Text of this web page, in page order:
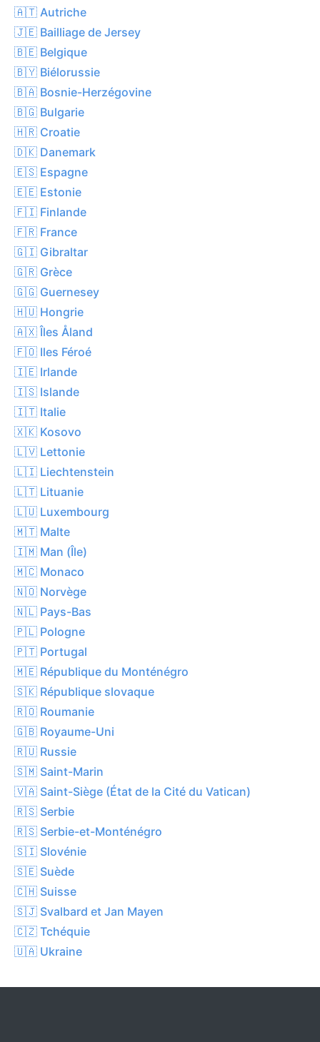
🇦🇹 Autriche
🇯🇪 Bailliage de Jersey
🇧🇪 Belgique
🇧🇾 Biélorussie
🇧🇦 Bosnie-Herzégovine
🇧🇬 Bulgarie
🇭🇷 Croatie
🇩🇰 Danemark
🇪🇸 Espagne
🇪🇪 Estonie
🇫🇮 Finlande
🇫🇷 France
🇬🇮 Gibraltar
🇬🇷 Grèce
🇬🇬 Guernesey
🇭🇺 Hongrie
🇦🇽 Îles Åland
🇫🇴 Iles Féroé
🇮🇪 Irlande
🇮🇸 Islande
🇮🇹 Italie
🇽🇰 Kosovo
🇱🇻 Lettonie
🇱🇮 Liechtenstein
🇱🇹 Lituanie
🇱🇺 Luxembourg
🇲🇹 Malte
🇮🇲 Man (Île)
🇲🇨 Monaco
🇳🇴 Norvège
🇳🇱 Pays-Bas
🇵🇱 Pologne
🇵🇹 Portugal
🇲🇪 République du Monténégro
🇸🇰 République slovaque
🇷🇴 Roumanie
🇬🇧 Royaume-Uni
🇷🇺 Russie
🇸🇲 Saint-Marin
🇻🇦 Saint-Siège (État de la Cité du Vatican)
🇷🇸 Serbie
🇷🇸 Serbie-et-Monténégro
🇸🇮 Slovénie
🇸🇪 Suède
🇨🇭 Suisse
🇸🇯 Svalbard et Jan Mayen
🇨🇿 Tchéquie
🇺🇦 Ukraine